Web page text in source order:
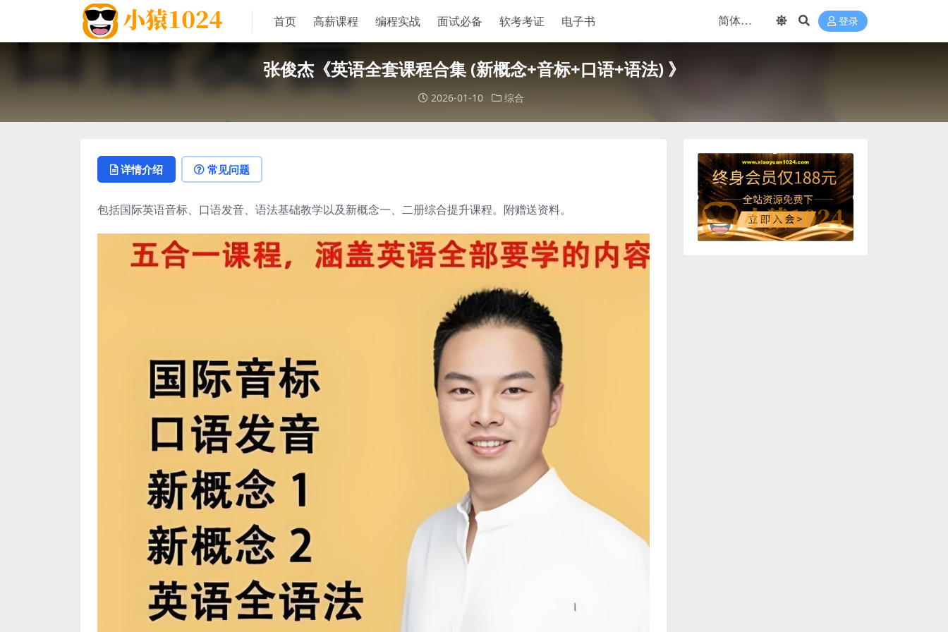
首页 高薪课程 编程实战 面试必备 软考考证 电子书 登录
张俊杰《英语全套课程合集 (新概念+音标+口语+语法) 》
2026-01-10 综合
详情介绍 常见问题
包括国际英语音标、口语发音、语法基础教学以及新概念一、二册综合提升课程。附赠送资料。